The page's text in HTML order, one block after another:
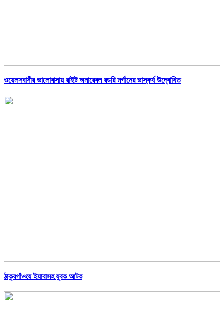
ওয়েলসবাসীর ভালোবাসায় রাইট অনারেবল রডরি মর্গানের ভাস্কর্য উদ্বোধিত
ঠাকুরগাঁওয়ে ইয়াবাসহ যুবক আটক